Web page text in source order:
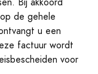
de gehele
u een
factuur wordt
voor